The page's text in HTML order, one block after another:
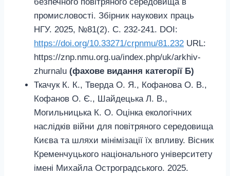
промисловості. Збірник наукових праць
НГУ. 2025, №81(2). С. 232-241. DOI:
https://doi.org/10.33271/crpnmu/81.232 URL:
https://znp.nmu.org.ua/index.php/uk/arkhiv-
zhurnalu (фахове видання категорії Б)
Ткачук К. К., Тверда О. Я., Кофанова О. В.,
Кофанов О. Є., Шайдецька Л. В.,
Могильницька К. О. Оцінка екологічних
наслідків війни для повітряного середовища
Києва та шляхи мінімізації їх впливу. Вісник
Кременчуцького національного університету
імені Михайла Остроградського. 2025.